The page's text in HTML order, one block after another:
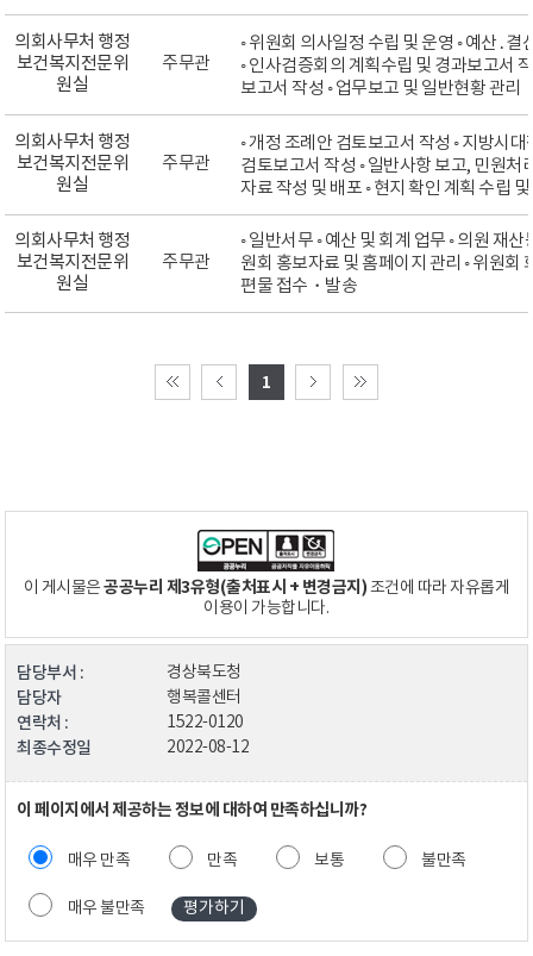
의회사무처 행정
보건복지전문위
원실
주무관
◦ 위원회 의사일정 수립 및 운영 ◦ 예산․
◦ 인사검증회의 계획수립 및 경과보고서
보고서 작성 ◦ 업무보고 및 일반현황 관리
의회사무처 행정
보건복지전문위
원실
주무관
◦ 개정 조례안 검토보고서 작성 ◦ 지방시
검토보고서 작성 ◦ 일반사항 보고, 민원처
자료 작성 및 배포 ◦ 현지 확인 계획 수립
의회사무처 행정
보건복지전문위
원실
주무관
◦ 일반서무 ◦ 예산 및 회계 업무 ◦ 의원 재
원회 홍보자료 및 홈페이지 관리 ◦ 위원회
편물 접수・발송
1
이 게시물은공공누리 제3유형(출처표시 + 변경금지)조건에 따라 자유롭게
이용이 가능합니다.
담당부서 : 경상북도청
담당자 행복콜센터
연락처 : 1522-0120
최종수정일 2022-08-12
이 페이지에서 제공하는 정보에 대하여 만족하십니까?
매우 만족 만족 보통 불만족
매우 불만족